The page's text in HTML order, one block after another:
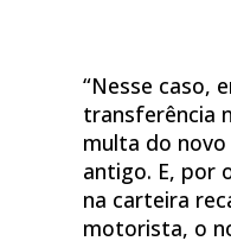
“Nesse caso,
transferência
multa do novo
antigo. E, por
na carteira
motorista, o